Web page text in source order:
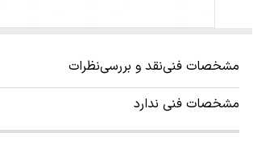
مشخصات فنینقد و بررسینظرات
مشخصات فنی ندارد